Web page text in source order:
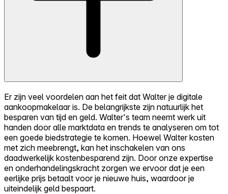
Er zijn veel voordelen aan het feit dat Walter je digitale
aankoopmakelaar is. De belangrijkste zijn natuurlijk het
besparen van tijd en geld. Walter's team neemt werk uit
handen door alle marktdata en trends te analyseren om tot
een goede biedstrategie te komen. Hoewel Walter kosten
met zich meebrengt, kan het inschakelen van ons
daadwerkelijk kostenbesparend zijn. Door onze expertise
en onderhandelingskracht zorgen we ervoor dat je een
eerlijke prijs betaalt voor je nieuwe huis, waardoor je
uiteindelijk geld bespaart.